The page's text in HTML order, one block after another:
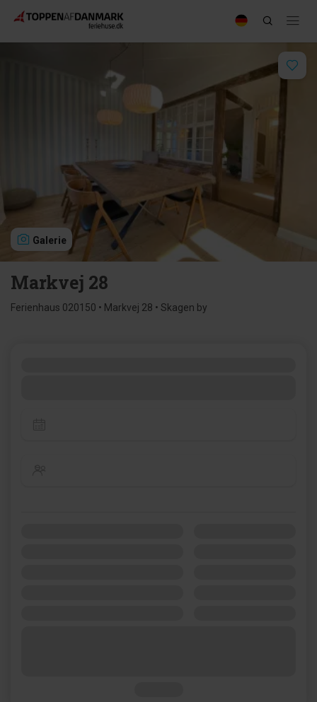
Galerie
Markvej 28
Ferienhaus 020150 • Markvej 28 • Skagen by